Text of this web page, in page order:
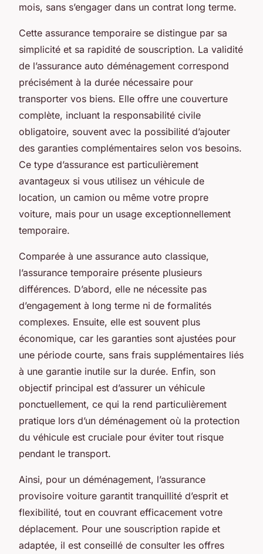
mois, sans s’engager dans un contrat long terme.
Cette assurance temporaire se distingue par sa
simplicité et sa rapidité de souscription. La validité
de l’assurance auto déménagement correspond
précisément à la durée nécessaire pour
transporter vos biens. Elle offre une couverture
complète, incluant la responsabilité civile
obligatoire, souvent avec la possibilité d’ajouter
des garanties complémentaires selon vos besoins.
Ce type d’assurance est particulièrement
avantageux si vous utilisez un véhicule de
location, un camion ou même votre propre
voiture, mais pour un usage exceptionnellement
temporaire.
Comparée à une assurance auto classique,
l’assurance temporaire présente plusieurs
différences. D’abord, elle ne nécessite pas
d’engagement à long terme ni de formalités
complexes. Ensuite, elle est souvent plus
économique, car les garanties sont ajustées pour
une période courte, sans frais supplémentaires liés
à une garantie inutile sur la durée. Enfin, son
objectif principal est d’assurer un véhicule
ponctuellement, ce qui la rend particulièrement
pratique lors d’un déménagement où la protection
du véhicule est cruciale pour éviter tout risque
pendant le transport.
Ainsi, pour un déménagement, l’assurance
provisoire voiture garantit tranquillité d’esprit et
flexibilité, tout en couvrant efficacement votre
déplacement. Pour une souscription rapide et
adaptée, il est conseillé de consulter les offres